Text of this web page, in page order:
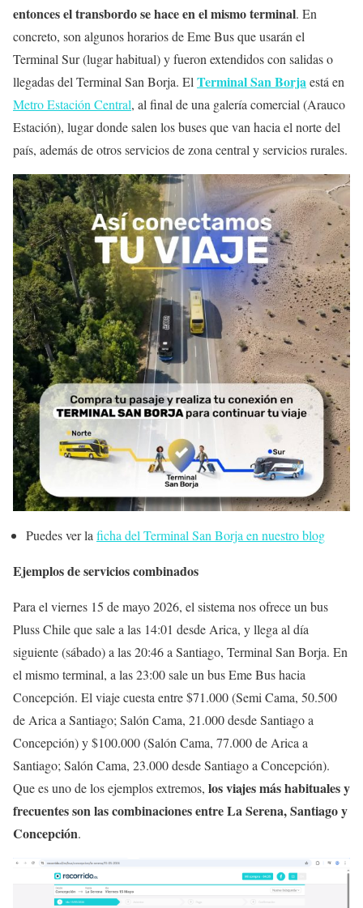
entonces el transbordo se hace en el mismo terminal. En
concreto, son algunos horarios de Eme Bus que usarán el
Terminal Sur (lugar habitual) y fueron extendidos con salidas o
llegadas del Terminal San Borja. El Terminal San Borjaestá en
Metro Estación Central, al final de una galería comercial (Arauco
Estación), lugar donde salen los buses que van hacia el norte del
país, además de otros servicios de zona central y servicios rurales.
Puedes ver la ficha del Terminal San Borja en nuestro blog
Ejemplos de servicios combinados
Para el viernes 15 de mayo 2026, el sistema nos ofrece un bus
Pluss Chile que sale a las 14:01 desde Arica, y llega al día
siguiente (sábado) a las 20:46 a Santiago, Terminal San Borja. En
el mismo terminal, a las 23:00 sale un bus Eme Bus hacia
Concepción. El viaje cuesta entre $71.000 (Semi Cama, 50.500
de Arica a Santiago; Salón Cama, 21.000 desde Santiago a
Concepción) y $100.000 (Salón Cama, 77.000 de Arica a
Santiago; Salón Cama, 23.000 desde Santiago a Concepción).
Que es uno de los ejemplos extremos, los viajes más habituales y
frecuentes son las combinaciones entre La Serena, Santiago y
Concepción.